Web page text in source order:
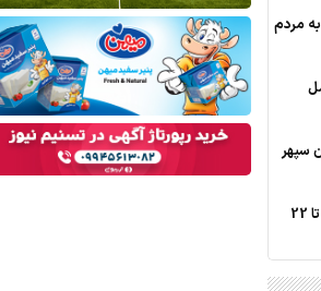
مردم
سپهر
اثر شوک‌های اقتصادی در زنجیره مرغ تا 22